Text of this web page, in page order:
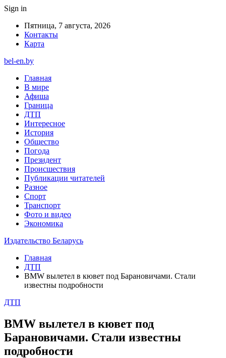
Sign in
Пятница, 7 августа, 2026
Контакты
Карта
bel-en.by
Главная
В мире
Афиша
Граница
ДТП
Интересное
История
Общество
Погода
Президент
Происшествия
Публикации читателей
Разное
Спорт
Транспорт
Фото и видео
Экономика
Издательство Беларусь
Главная
ДТП
BMW вылетел в кювет под Барановичами. Стали
известны подробности
ДТП
BMW вылетел в кювет под
Барановичами. Стали известны
подробности